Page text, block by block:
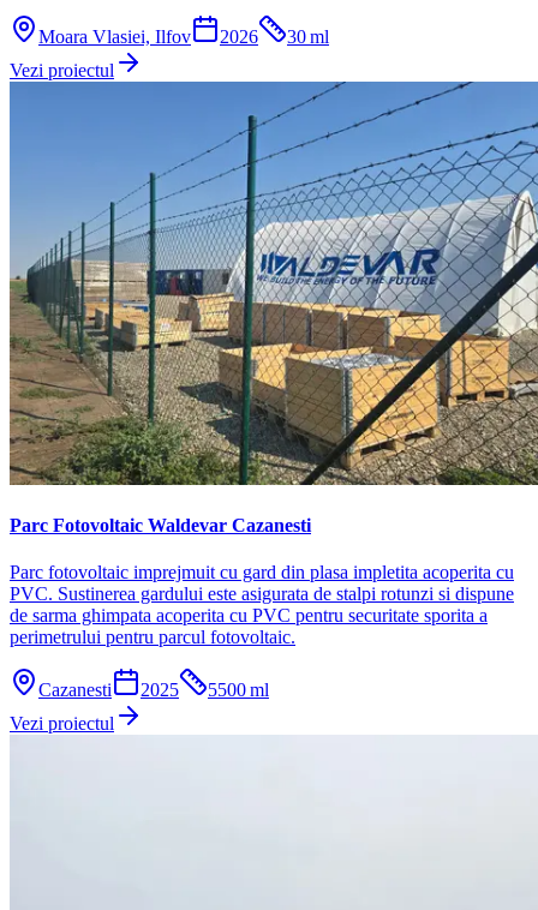
Moara Vlasiei, Ilfov 2026 30ml
Vezi proiectul
Parc Fotovoltaic Waldevar Cazanesti
Parc fotovoltaic imprejmuit cu gard din plasa impletita acoperita cu
PVC. Sustinerea gardului este asigurata de stalpi rotunzi si dispune
de sarma ghimpata acoperita cu PVC pentru securitate sporita a
perimetrului pentru parcul fotovoltaic.
Cazanesti 2025 5500ml
Vezi proiectul